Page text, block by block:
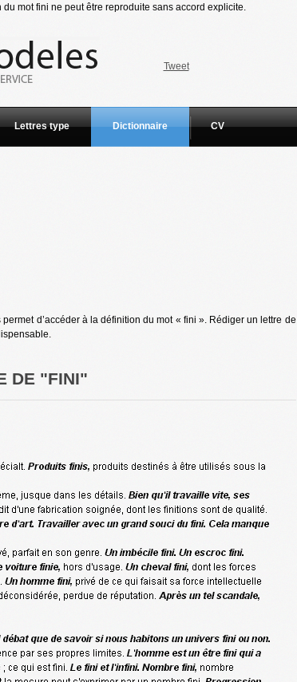
mot fini ne peut être reproduite sans accord explicite.
Tweet
Lettres type Dictionnaire CV
d’accéder à la définition du mot « fini ». Rédiger un lettre de
DE "FINI"